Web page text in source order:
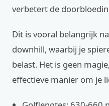
verbetert de
Dit is vooral belangrijk
downhill, waarbij je
belast. Het is geen
effectieve manier om je